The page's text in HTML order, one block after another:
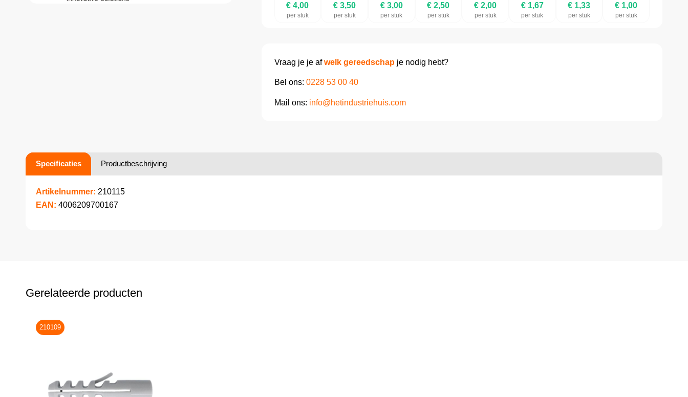
€ 4,00
per stuk
€ 3,50
per stuk
€ 3,00
per stuk
€ 2,50
per stuk
€ 2,00
per stuk
€ 1,67
per stuk
€ 1,33
per stuk
€ 1,00
per stuk
Vraag je je afwelk gereedschapje nodig hebt?
Bel ons: 0228 53 00 40
Mail ons: info@hetindustriehuis.com
Specificaties Productbeschrijving
Artikelnummer: 210115
EAN: 4006209700167
Gerelateerde producten
210109